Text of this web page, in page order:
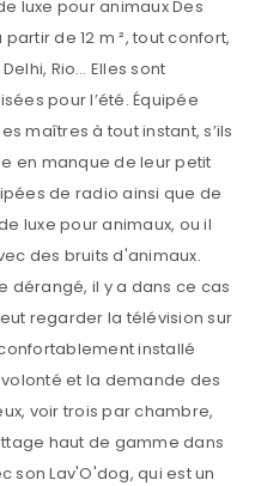
luxe pour animaux Des
de 12 m ², tout confort,
Rio… Elles sont
pour l’été. Équipée
maîtres à tout instant, s’ils
en manque de leur petit
de radio ainsi que de
luxe pour animaux, ou il
des bruits d'animaux.
dérangé, il y a dans ce cas
regarder la télévision sur
installé
et la demande des
voir trois par chambre,
haut de gamme dans
son Lav'O'dog, qui est un